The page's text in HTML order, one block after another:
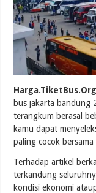
Harga.TiketBus.Org
bus jakarta bandung
terangkum berasal
kamu dapat
paling cocok
Terhadap artikel
terkandung
kondisi ekonomi